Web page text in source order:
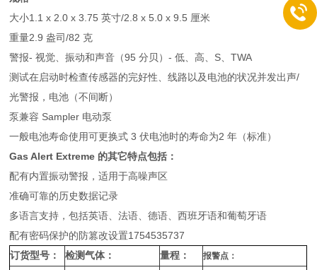
大小1.1 x 2.0 x 3.75 英寸/2.8 x 5.0 x 9.5 厘米
重量2.9 盎司/82 克
警报- 视觉、振动和声音（95 分贝）- 低、高、S、TWA
测试在启动时检查传感器的完好性、线路以及电池的状况并发出声/
光警报，电池（不间断）
泵兼容 Sampler 电动泵
一般电池寿命使用可更换式 3 伏电池时的寿命为2 年（标准）
Gas Alert Extreme 的其它特点包括：
配有内置振动警报，适用于高噪声区
准确可靠的历史数据记录
多语言支持，包括英语、法语、德语、西班牙语和葡萄牙语
配有密码保护的防篡改设置1754535737
订货型号： 检测气体： 量程： 报警点：